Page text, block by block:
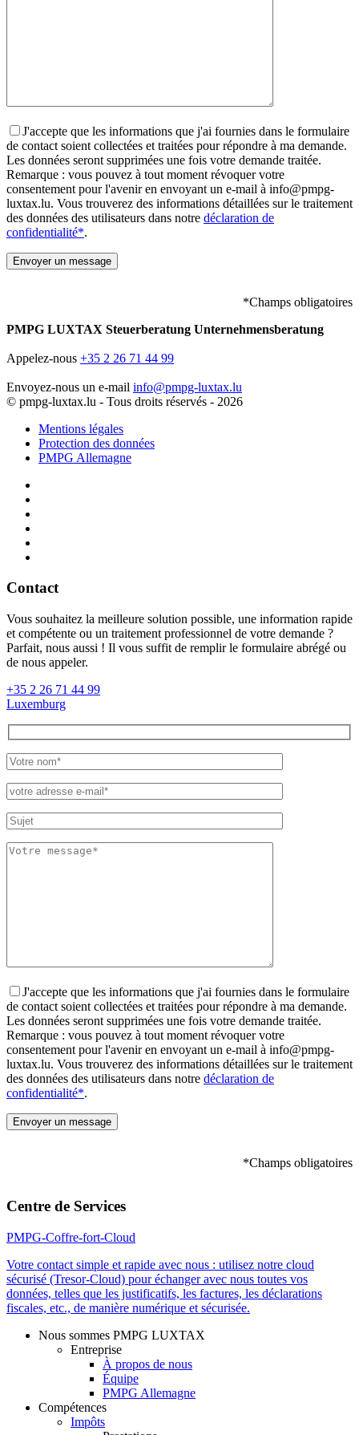
J'accepte que les informations que j'ai fournies dans le formulaire
de contact soient collectées et traitées pour répondre à ma demande.
Les données seront supprimées une fois votre demande traitée.
Remarque : vous pouvez à tout moment révoquer votre
consentement pour l'avenir en envoyant un e-mail à info@pmpg-
luxtax.lu. Vous trouverez des informations détaillées sur le traitement
des données des utilisateurs dans notre déclaration de
confidentialité*.
*Champs obligatoires
PMPG LUXTAX Steuerberatung Unternehmensberatung
Appelez-nous +35 2 26 71 44 99
Envoyez-nous un e-mail info@pmpg-luxtax.lu
© pmpg-luxtax.lu - Tous droits réservés - 2026
Mentions légales
Protection des données
PMPG Allemagne
Contact
Vous souhaitez la meilleure solution possible, une information rapide
et compétente ou un traitement professionnel de votre demande ?
Parfait, nous aussi ! Il vous suffit de remplir le formulaire abrégé ou
de nous appeler.
+35 2 26 71 44 99
Luxemburg
J'accepte que les informations que j'ai fournies dans le formulaire
de contact soient collectées et traitées pour répondre à ma demande.
Les données seront supprimées une fois votre demande traitée.
Remarque : vous pouvez à tout moment révoquer votre
consentement pour l'avenir en envoyant un e-mail à info@pmpg-
luxtax.lu. Vous trouverez des informations détaillées sur le traitement
des données des utilisateurs dans notre déclaration de
confidentialité*.
*Champs obligatoires
Please leave this field empty.
Centre de Services
PMPG-Coffre-fort-Cloud
Votre contact simple et rapide avec nous : utilisez notre cloud
sécurisé (Tresor-Cloud) pour échanger avec nous toutes vos
données, telles que les justificatifs, les factures, les déclarations
fiscales, etc., de manière numérique et sécurisée.
Nous sommes PMPG LUXTAX
Entreprise
À propos de nous
Équipe
PMPG Allemagne
Compétences
Impôts